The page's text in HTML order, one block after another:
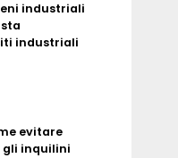
industriali
industriali
evitare
gli inquilini